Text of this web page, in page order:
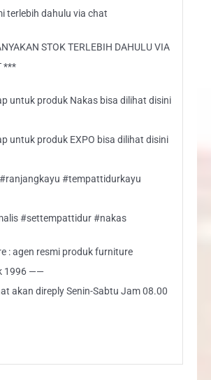
terlebih dahulu via chat
STOK TERLEBIH DAHULU VIA
***
untuk produk Nakas bisa dilihat disini
untuk produk EXPO bisa dilihat disini
#tempattidurkayu
#settempattidur #nakas
: agen resmi produk furniture
1996 ——
akan direply Senin-Sabtu Jam 08.00